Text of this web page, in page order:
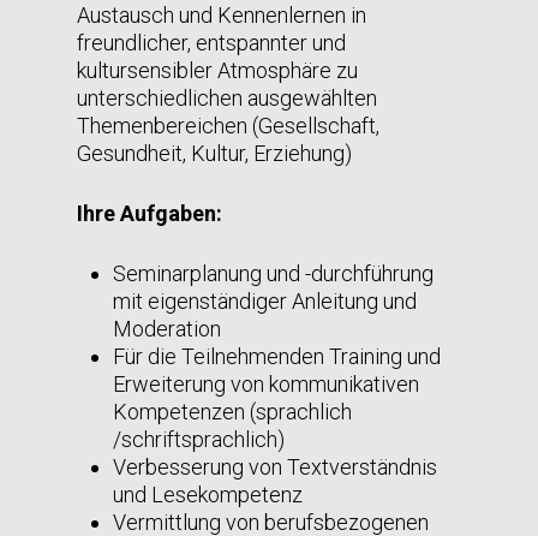
Austausch und Kennenlernen in
freundlicher, entspannter und
kultursensibler Atmosphäre zu
unterschiedlichen ausgewählten
Themenbereichen (Gesellschaft,
Gesundheit, Kultur, Erziehung)
Ihre Aufgaben:
Seminarplanung und -durchführung
mit eigenständiger Anleitung und
Moderation
Für die Teilnehmenden Training und
Erweiterung von kommunikativen
Kompetenzen (sprachlich
/schriftsprachlich)
Verbesserung von Textverständnis
und Lesekompetenz
Vermittlung von berufsbezogenen